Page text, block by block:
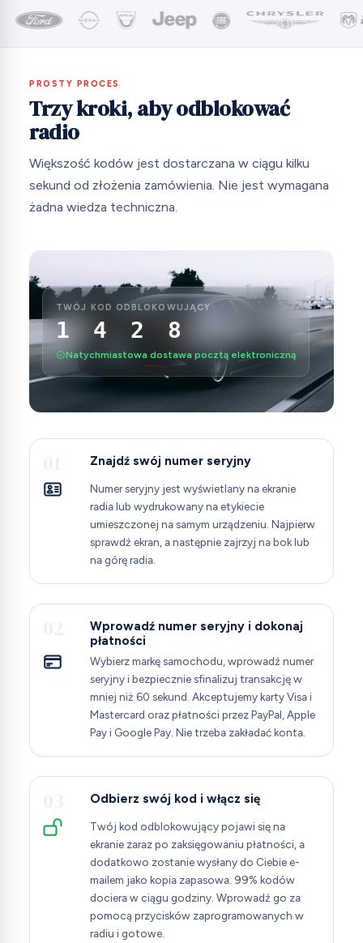
PROSTY PROCES
Trzy kroki, aby odblokować
radio
Większość kodów jest dostarczana w ciągu kilku
sekund od złożenia zamówienia. Nie jest wymagana
żadna wiedza techniczna.
TWÓJ KOD ODBLOKOWUJĄCY
1 4 2 8
Natychmiastowa dostawa pocztą elektroniczną
Znajdź swój numer seryjny
Numer seryjny jest wyświetlany na ekranie
radia lub wydrukowany na etykiecie
umieszczonej na samym urządzeniu. Najpierw
sprawdź ekran, a następnie zajrzyj na bok lub
na górę radia.
Wprowadź numer seryjny i dokonaj
płatności
Wybierz markę samochodu, wprowadź numer
seryjny i bezpiecznie sfinalizuj transakcję w
mniej niż 60 sekund. Akceptujemy karty Visa i
Mastercard oraz płatności przez PayPal, Apple
Pay i Google Pay. Nie trzeba zakładać konta.
Odbierz swój kod i włącz się
Twój kod odblokowujący pojawi się na
ekranie zaraz po zaksięgowaniu płatności, a
dodatkowo zostanie wysłany do Ciebie e-
mailem jako kopia zapasowa. 99% kodów
dociera w ciągu godziny. Wprowadź go za
pomocą przycisków zaprogramowanych w
radiu i gotowe.